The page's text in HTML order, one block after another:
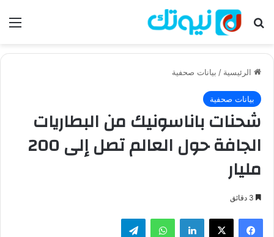
بحث عن
الرئيسية / بيانات صحفية
بيانات صحفية
شحنات باناسونيك من البطاريات
الجافة حول العالم تصل إلى 200
مليار
فيسبوك ‫X لينكدإن واتساب تيلقرام